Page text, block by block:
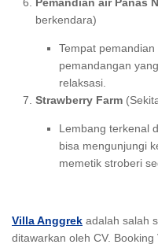
berkendara)
Tempat
pemandangan
relaksasi.
Strawberry Farm
Lembang terkenal
bisa mengunjungi
memetik stroberi
Villa Anggrek adalah salah
ditawarkan oleh CV.